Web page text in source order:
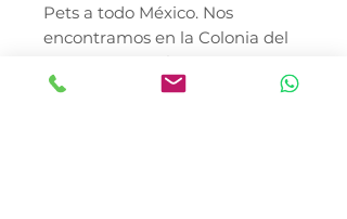
Pets a todo México. Nos
encontramos en la Colonia del
Gas, Azcapotzalco, con
cobertura en toda la Ciudad de